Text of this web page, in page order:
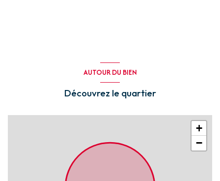
AUTOUR DU BIEN
Découvrez le quartier
+
−